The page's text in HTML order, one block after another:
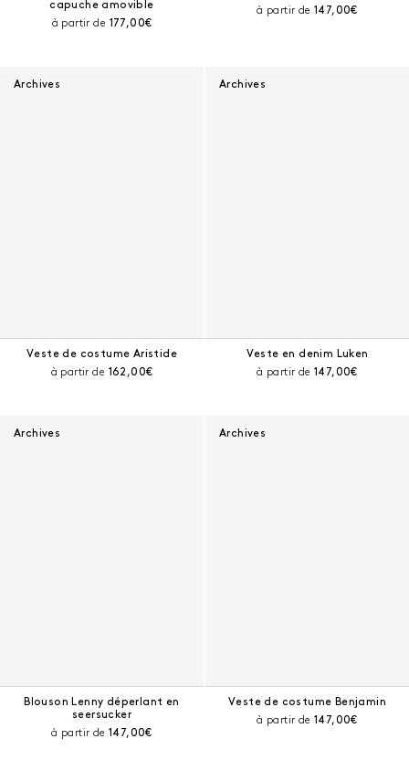
capuche amovible
à partir de Prix courant :
177,00€
à partir de Prix courant :
147,00€
Archives
Veste de costume Aristide
à partir de Prix courant :
162,00€
Archives
Veste en denim Luken
à partir de Prix courant :
147,00€
Archives
Blouson Lenny déperlant en
seersucker
à partir de Prix courant :
147,00€
Archives
Veste de costume Benjamin
à partir de Prix courant :
147,00€